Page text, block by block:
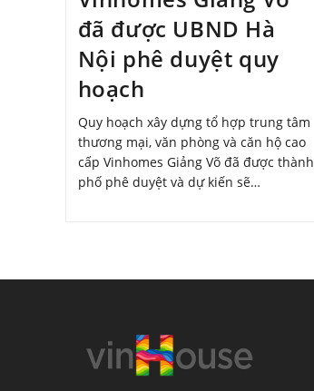
đã được UBND Hà
Nội phê duyệt quy
hoạch
Quy hoạch xây dựng tổ hợp trung tâm
thương mại, văn phòng và căn hộ cao
cấp Vinhomes Giảng Võ đã được thành
phố phê duyệt và dự kiến sẽ…